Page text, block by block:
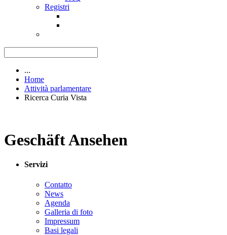
Registri
...
Home
Attività parlamentare
Ricerca Curia Vista
Geschäft Ansehen
Servizi
Contatto
News
Agenda
Galleria di foto
Impressum
Basi legali